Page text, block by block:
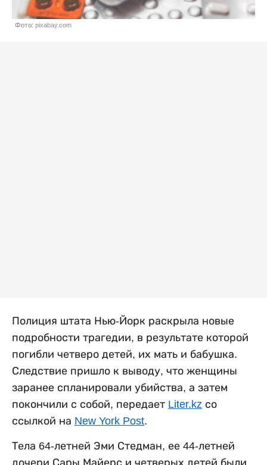
Фото: pixabay.com
Полиция штата Нью-Йорк раскрыла новые
подробности трагедии, в результате которой
погибли четверо детей, их мать и бабушка.
Следствие пришло к выводу, что женщины
заранее спланировали убийства, а затем
покончили с собой, передает Liter.kz со
ссылкой на New York Post.
Тела 64-летней Эми Стедман, ее 44-летней
дочери Сары Майерс и четверых детей были